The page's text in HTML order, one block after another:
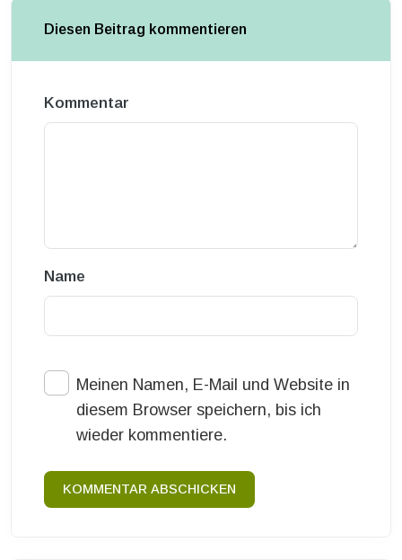
Diesen Beitrag kommentieren
Kommentar
Name
Meinen Namen, E-Mail und Website in
diesem Browser speichern, bis ich
wieder kommentiere.
KOMMENTAR ABSCHICKEN